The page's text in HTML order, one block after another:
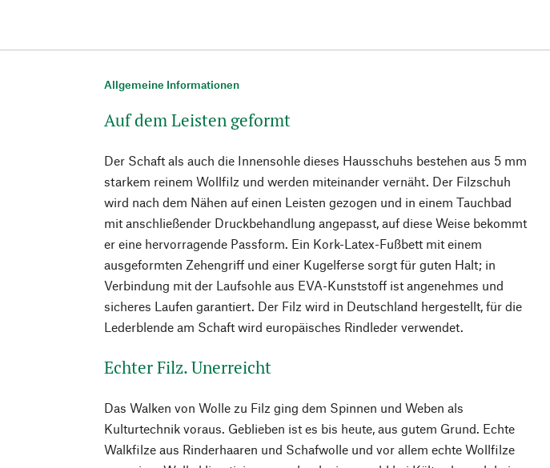
Allgemeine Informationen
Auf dem Leisten geformt
Der Schaft als auch die Innensohle dieses Hausschuhs bestehen aus 5 mm
starkem reinem Wollfilz und werden miteinander vernäht. Der Filzschuh
wird nach dem Nähen auf einen Leisten gezogen und in einem Tauchbad
mit anschließender Druckbehandlung angepasst, auf diese Weise bekommt
er eine hervorragende Passform. Ein Kork-Latex-Fußbett mit einem
ausgeformten Zehengriff und einer Kugelferse sorgt für guten Halt; in
Verbindung mit der Laufsohle aus EVA-Kunststoff ist angenehmes und
sicheres Laufen garantiert. Der Filz wird in Deutschland hergestellt, für die
Lederblende am Schaft wird europäisches Rindleder verwendet.
Echter Filz. Unerreicht
Das Walken von Wolle zu Filz ging dem Spinnen und Weben als
Kulturtechnik voraus. Geblieben ist es bis heute, aus gutem Grund. Echte
Walkfilze aus Rinderhaaren und Schafwolle und vor allem echte Wollfilze